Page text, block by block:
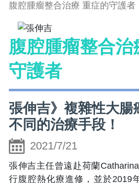
腹腔腫瘤整合治療 重症的守護者
腹腔腫瘤整合治
守護者
張伸吉》複雜性大腸
不同的治療手段！
2021/7/21
張伸吉主任曾遠赴荷蘭
行腹腔熱化療進修，並於2019